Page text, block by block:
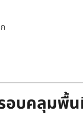
อบคลุมพื้